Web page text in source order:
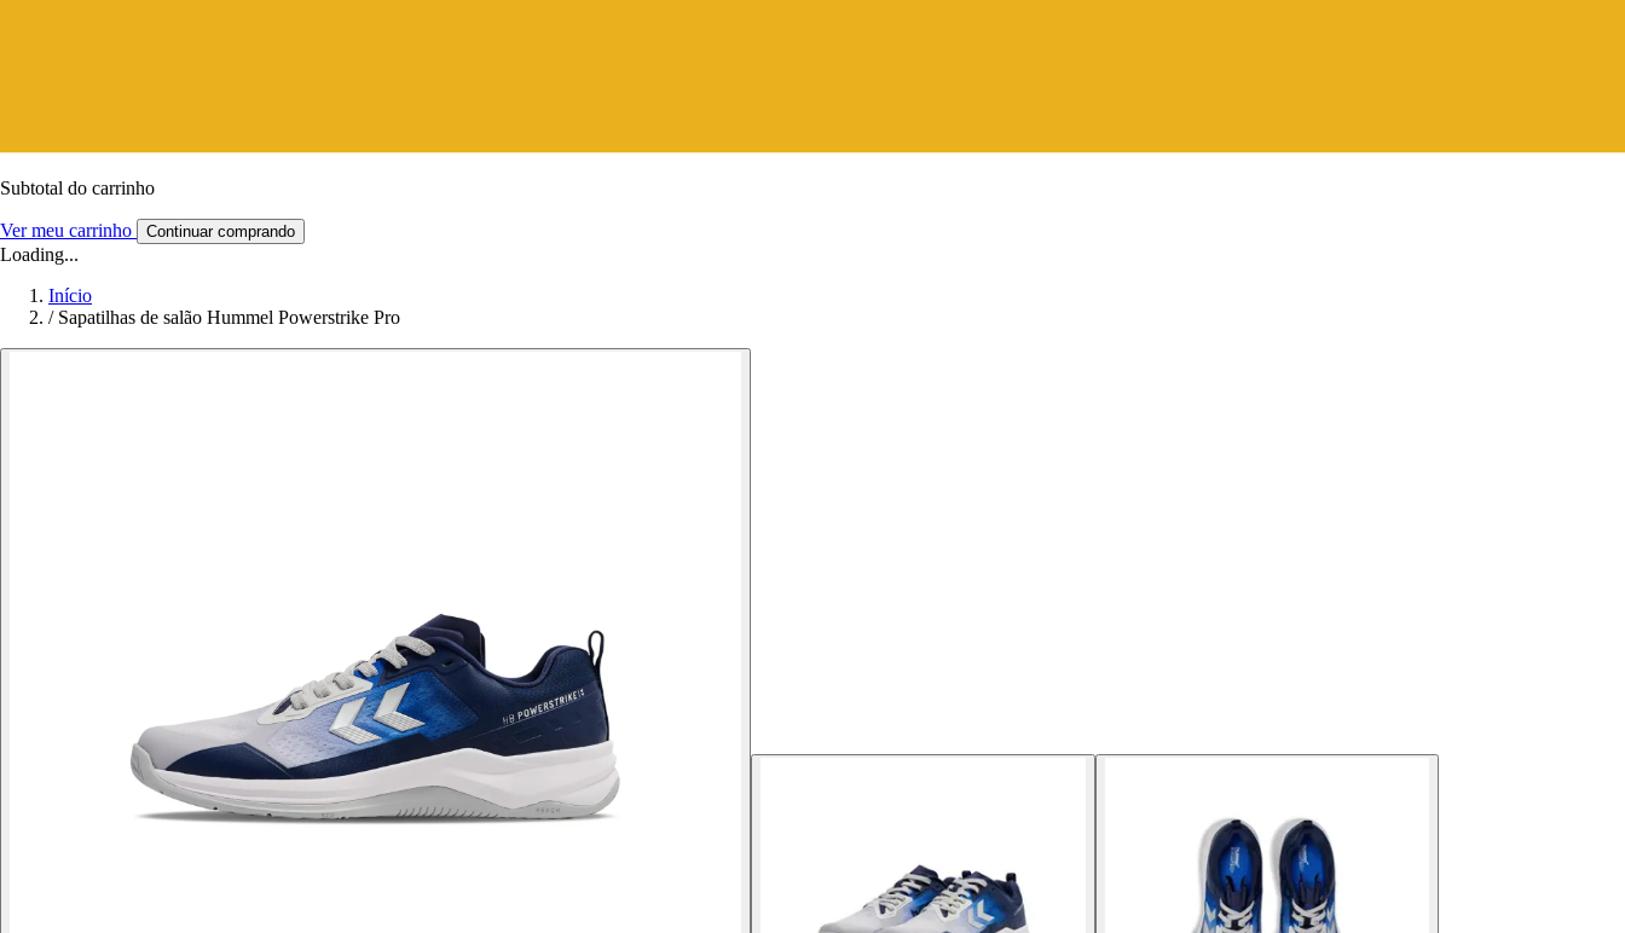
Subtotal do carrinho
Ver meu carrinho Continuar comprando
Loading...
Início
/ Sapatilhas de salão Hummel Powerstrike Pro